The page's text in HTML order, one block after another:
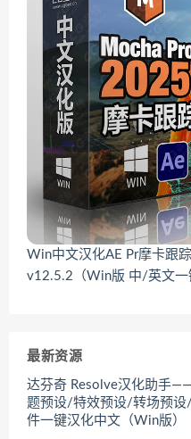
Win中文汉化AE Pr摩卡跟
v12.5.2（Win版 中/英文一
最新资源
达芬奇 Resolve汉化助手
题预设/特效预设/转场预
件一键汉化中文（Win版）